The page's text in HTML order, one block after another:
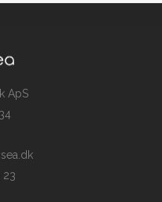
ApS
23